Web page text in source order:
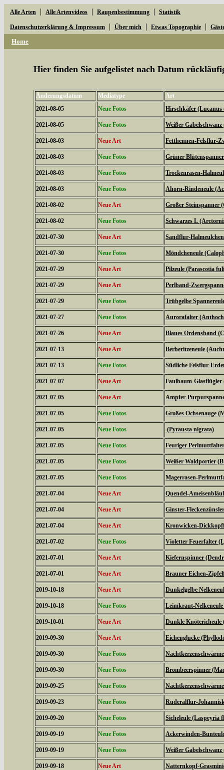
Alle Arten | Alle Artenvideos | Raupenbestimmung | Statistik
Datenschutzerklärung & Impressum | Über mich | Etwas Topographie |
Home
Hier finden Sie aufgelistet nach Datum
Änderungsdatum Mediatype
Art
2021-08-05
Neue Fotos Hirschkäfer (Lucanus
2021-08-05 Neue Fotos Weißer
2021-08-03 Neue Art Fetthennen-Felsflur-
2021-08-03 Neue Fotos Grüner
2021-08-03 Neue Fotos Trockenrasen-
2021-08-03 Neue Fotos Ahorn-Rindeneule
2021-08-02 Neue Art Großer Steinspanner
2021-08-02 Neue Fotos Schwarzes L
2021-07-30 Neue Art Sandflur-
2021-07-30 Neue Fotos Möndcheneule
2021-07-29 Neue Art Pilzeule (Parascotia
2021-07-29 Neue Art Perlband-
2021-07-29 Neue Fotos Trübgelbe
2021-07-27 Neue Fotos Aurorafalter
2021-07-26 Neue Art Blaues Ordensband
2021-07-13 Neue Art Berberitzeneule
2021-07-13 Neue Fotos Südliche Felsflur-
2021-07-07 Neue Art Faulbaum-
2021-07-05 Neue Art Ampfer-
2021-07-05 Neue Fotos Großes Ochsenauge
2021-07-05 Neue Fotos (Pyrausta nigrata)
2021-07-05 Neue Fotos Feuriger
2021-07-05 Neue Fotos Weißer Waldportier
2021-07-05 Neue Fotos Magerrasen-
2021-07-04 Neue Art Quendel-
2021-07-04 Neue Art Ginster-
2021-07-04 Neue Art Kronwicken-
2021-07-02 Neue Fotos Violetter Feuerfalter
2021-07-01 Neue Art Kiefernspinner
2021-07-01 Neue Art Brauner Eichen-
2019-10-18 Neue Art Dunkelgelbe
2019-10-18 Neue Fotos Leimkraut-
2019-10-01 Neue Art Dunkle Knötericheule
2019-09-30 Neue Art Eichenglucke
2019-09-30 Neue Fotos
2019-09-30 Neue Fotos Brombeerspinner
2019-09-25 Neue Fotos
2019-09-23 Neue Fotos Ruderalflur-
2019-09-20 Neue Fotos Sicheleule (Laspeyria
2019-09-19 Neue Fotos Ackerwinden-
2019-09-19 Neue Fotos Weißer
2019-09-18 Neue Art Natternkopf-